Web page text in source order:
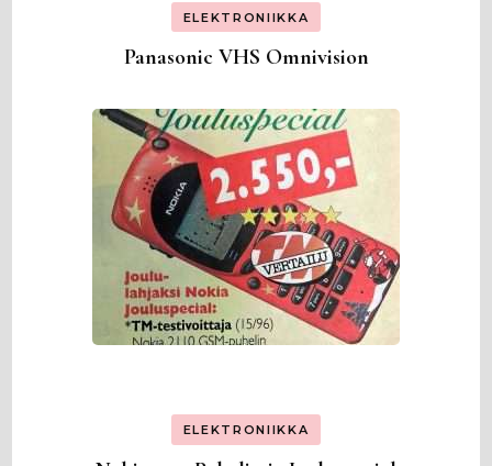
ELEKTRONIIKKA
Panasonic VHS Omnivision
ELEKTRONIIKKA